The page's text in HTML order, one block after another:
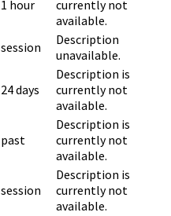
1 hour
currently not
available.
session
Description
unavailable.
24 days
Description is
currently not
available.
past
Description is
currently not
available.
session
Description is
currently not
available.